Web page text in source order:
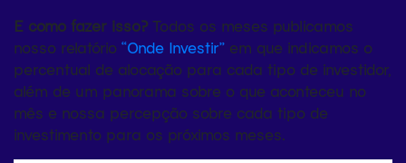
E como fazer isso?Todos os meses publicamos
nosso relatório “Onde Investir” em que indicamos o
percentual de alocação para cada tipo de investidor,
além de um panorama sobre o que aconteceu no
mês e nossa percepção sobre cada tipo de
investimento para os próximos meses.